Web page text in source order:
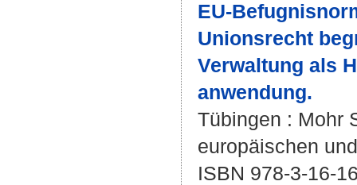
EU-
Unionsrecht
Verwaltung als
anwendung.
Tübingen : Mohr
europäischen
ISBN 978-3-16-